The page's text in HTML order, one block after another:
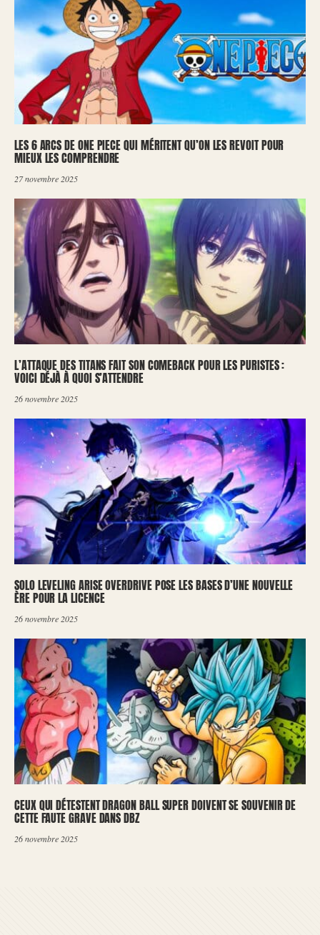
LES 6 ARCS DE ONE PIECE QUI MÉRITENT QU’ON LES REVOIT POUR
MIEUX LES COMPRENDRE
27 novembre 2025
L’ATTAQUE DES TITANS FAIT SON COMEBACK POUR LES PURISTES :
VOICI DÉJÀ À QUOI S’ATTENDRE
26 novembre 2025
SOLO LEVELING ARISE OVERDRIVE POSE LES BASES D’UNE NOUVELLE
ÈRE POUR LA LICENCE
26 novembre 2025
CEUX QUI DÉTESTENT DRAGON BALL SUPER DOIVENT SE SOUVENIR DE
CETTE FAUTE GRAVE DANS DBZ
26 novembre 2025